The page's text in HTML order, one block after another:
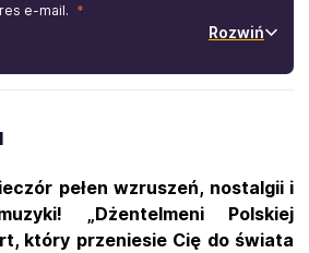
e-mail.
Rozwiń
pełen wzruszeń, nostalgii i
„Dżentelmeni Polskiej
który przeniesie Cię do świata